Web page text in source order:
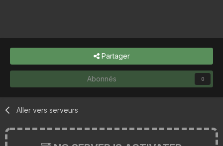
Partager
Abonnés 0
Aller vers serveurs